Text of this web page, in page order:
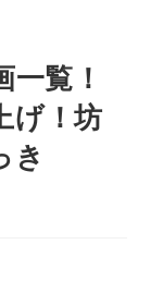
覧！
げ！坊
き